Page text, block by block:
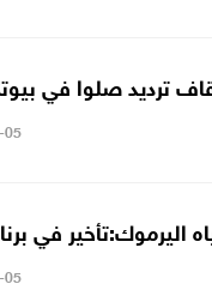
ترديد صلوا في
اليرموك:تأخير في